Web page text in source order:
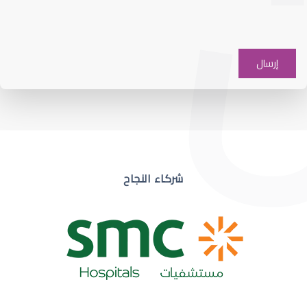
ضعف نظر مفاجئشركاء النجاح